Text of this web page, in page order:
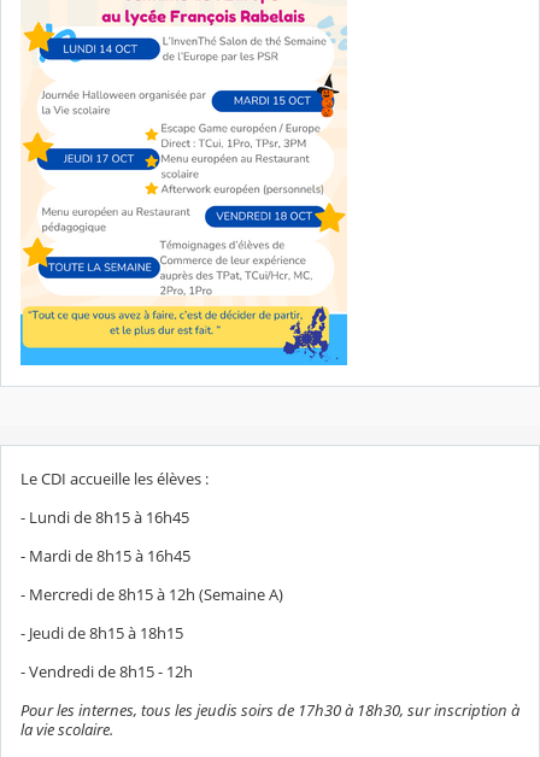
Le CDI accueille les élèves :
- Lundi de 8h15 à 16h45
- Mardi de 8h15 à 16h45
- Mercredi de 8h15 à 12h (Semaine A)
- Jeudi de 8h15 à 18h15
- Vendredi de 8h15 - 12h
Pour les internes, tous les jeudis soirs de 17h30 à 18h30, sur inscription à
la vie scolaire.